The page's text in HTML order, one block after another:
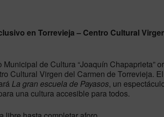
en Torrevieja – Centro Cultural
Municipal de Cultura “Joaquín Chapaprieta”
Cultural Virgen del Carmen de Torrevieja.
La gran escuela de Payasos, un
una cultura accesible para todos.